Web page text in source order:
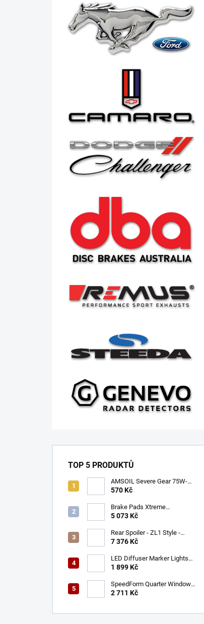
TOP 5 PRODUKTŮ
AMSOIL Severe Gear 75W-
140
570 Kč
Brake Pads Xtreme
Performance ECE R90
(DB9021XP)
5 073 Kč
Rear Spoiler - ZL1 Style -
Gloss Black (CAMARO 16-23)
7 376 Kč
LED Diffuser Marker Lights
(CHALLENGER 15-23)
1 899 Kč
SpeedForm Quarter Window
Louvers - Gloss Black
2 711 Kč